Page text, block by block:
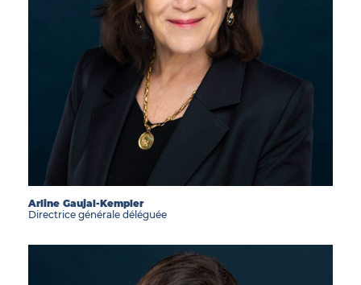
Arline Gaujal-Kempler
Directrice générale déléguée